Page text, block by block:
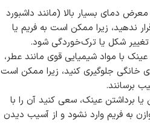
دمای بسیار بالا (مانند داشبورد
ندهید، زیرا ممکن است به فریم یا
شکل یا ترک‌خوردگی شود.
با مواد شیمیایی قوی مانند عطر،
خانگی جلوگیری کنید، زیرا ممکن است
برسانند.
یا برداشتن عینک، سعی کنید آن را با
به فریم وارد نشود و از آسیب دیدن